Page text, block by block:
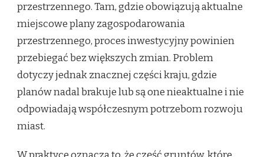
przestrzennego. Tam, gdzie obowiązują aktualne
miejscowe plany zagospodarowania
przestrzennego, proces inwestycyjny powinien
przebiegać bez większych zmian. Problem
dotyczy jednak znacznej części kraju, gdzie
planów nadal brakuje lub są one nieaktualne i nie
odpowiadają współczesnym potrzebom rozwoju
miast.